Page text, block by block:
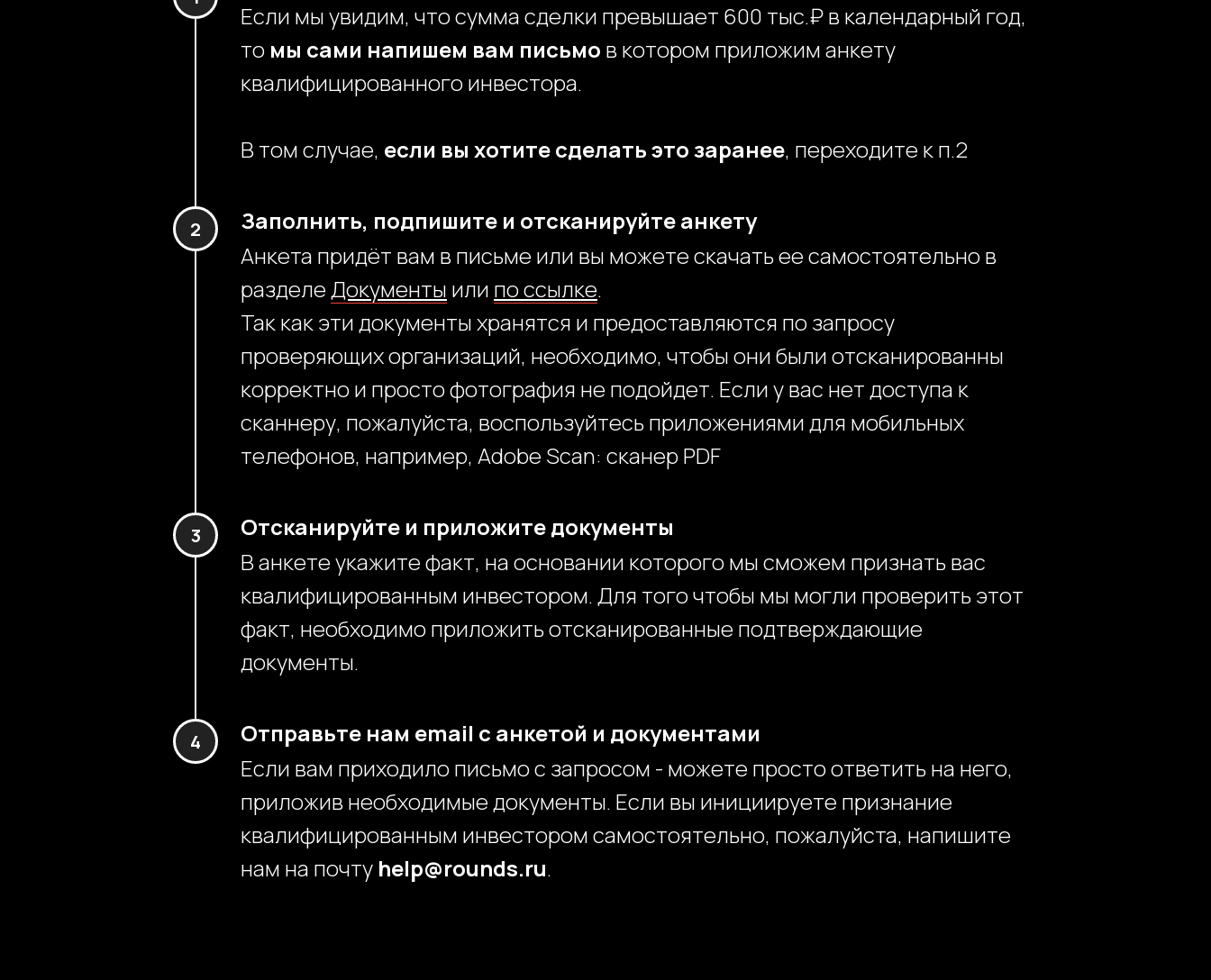
Если мы увидим, что сумма сделки превышает 600 тыс.₽ в календарный год,
то мы сами напишем вам письмо в котором приложим анкету
квалифицированного инвестора.
В том случае, если вы хотите сделать это заранее, переходите к п.2
Заполнить, подпишите и отсканируйте анкету
Анкета придёт вам в письме или вы можете скачать ее самостоятельно в
разделеДокументы или по ссылке.
Так как эти документы хранятся и предоставляются по запросу
проверяющих организаций, необходимо, чтобы они были отсканированны
корректно и просто фотография не подойдет. Если у вас нет доступа к
сканнеру, пожалуйста, воспользуйтесь приложениями для мобильных
телефонов, например, Adobe Scan: сканер PDF
Отсканируйте и приложите документы
В анкете укажите факт, на основании которого мы сможем признать вас
квалифицированным инвестором. Для того чтобы мы могли проверить этот
факт, необходимо приложить отсканированные подтверждающие
документы.
Отправьте нам email с анкетой и документами
Если вам приходило письмо с запросом - можете просто ответить на него,
приложив необходимые документы. Если вы инициируете признание
квалифицированным инвестором самостоятельно, пожалуйста, напишите
нам на почту help@rounds.ru.